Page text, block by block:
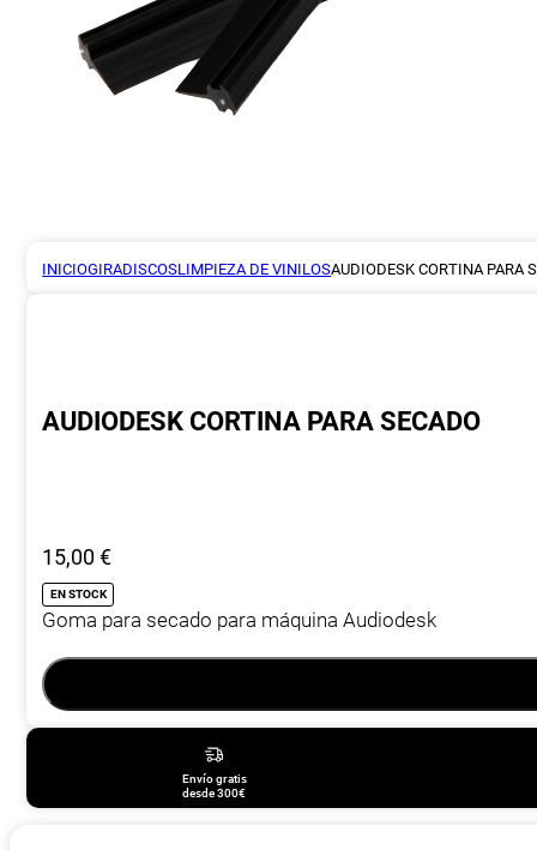
INICIOGIRADISCOSLIMPIEZA DE VINILOSAUDIODESK CORTINA PARA
AUDIODESK CORTINA PARA SECADO
15,00€
EN STOCK
Goma para secado para máquina Audiodesk
Envío gratis
desde 300€